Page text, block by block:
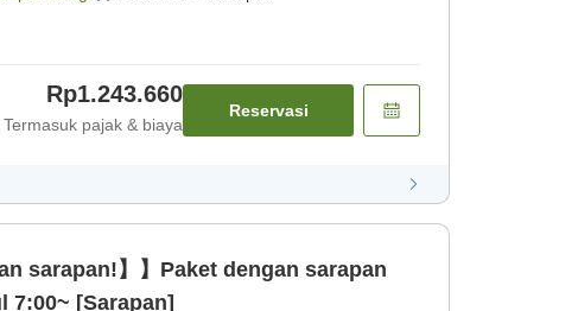
Rp1.243.660
Termasuk pajak & biaya
Reservasi
sarapan!】】Paket dengan sarapan
7:00~ [Sarapan]